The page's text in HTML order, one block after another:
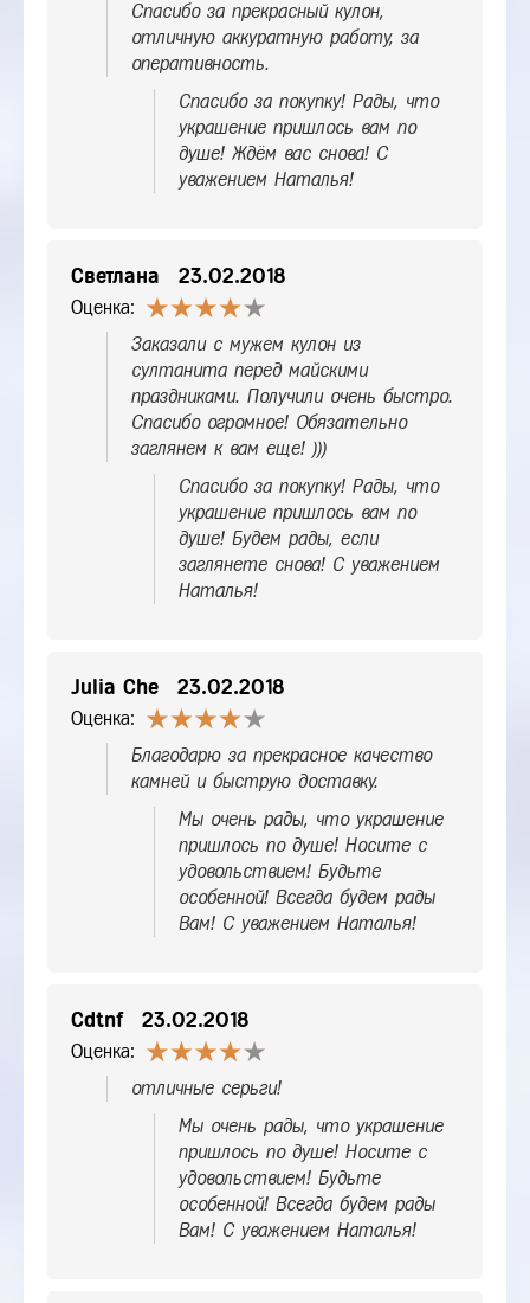
Спасибо за прекрасный кулон,
отличную аккуратную работу, за
оперативность.
Спасибо за покупку! Рады, что
украшение пришлось вам по
душе! Ждём вас снова! С
уважением Наталья!
Светлана 23.02.2018
Оценка:
Заказали с мужем кулон из
султанита перед майскими
праздниками. Получили очень быстро.
Спасибо огромное! Обязательно
заглянем к вам еще! )))
Спасибо за покупку! Рады, что
украшение пришлось вам по
душе! Будем рады, если
заглянете снова! С уважением
Наталья!
Julia Che 23.02.2018
Оценка:
Благодарю за прекрасное качество
камней и быструю доставку.
Мы очень рады, что украшение
пришлось по душе! Носите с
удовольствием! Будьте
особенной! Всегда будем рады
Вам! С уважением Наталья!
Cdtnf 23.02.2018
Оценка:
отличные серьги!
Мы очень рады, что украшение
пришлось по душе! Носите с
удовольствием! Будьте
особенной! Всегда будем рады
Вам! С уважением Наталья!